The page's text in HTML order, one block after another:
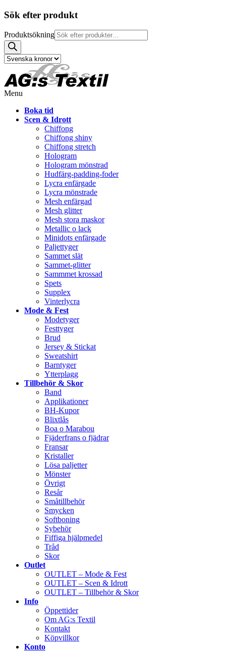
Sök efter produkt
Produktsökning
Menu
Boka tid
Scen & Idrott
Chiffong
Chiffong shiny
Chiffong stretch
Hologram
Hologram mönstrad
Hudfärg-padding-foder
Lycra enfärgade
Lycra mönstrade
Mesh enfärgad
Mesh glitter
Mesh stora maskor
Metallic o lack
Minidots enfärgade
Paljettyger
Sammet slät
Sammet-glitter
Sammmet krossad
Spets
Supplex
Vinterlycra
Mode & Fest
Modetyger
Festtyger
Brud
Jersey & Stickat
Sweatshirt
Barntyger
Ytterplagg
Tillbehör & Skor
Band
Applikationer
BH-Kupor
Blixtlås
Boa o Marabou
Fjäderfrans o fjädrar
Fransar
Kristaller
Lösa paljetter
Mönster
Övrigt
Resår
Småtillbehör
Smycken
Softboning
Sybehör
Fiffiga hjälpmedel
Tråd
Skor
Outlet
OUTLET – Mode & Fest
OUTLET – Scen & Idrott
OUTLET – Tillbehör & Skor
Info
Öppettider
Om AG:s Textil
Kontakt
Köpvillkor
Konto